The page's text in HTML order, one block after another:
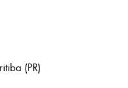
(PR)